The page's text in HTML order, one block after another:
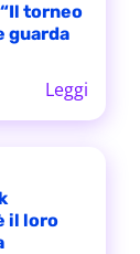
torneo
guarda
Leggi
il loro